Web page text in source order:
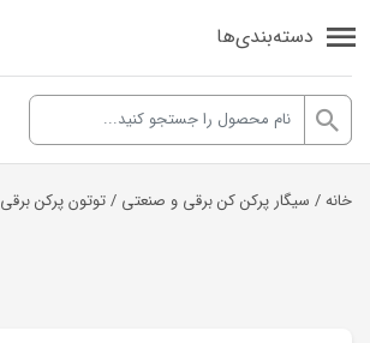
دسته‌بندی‌ها
خانه/ سیگار پرکن کن برقی و صنعتی / توتون پرکن برقی